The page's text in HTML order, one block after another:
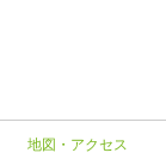
地図・アクセス